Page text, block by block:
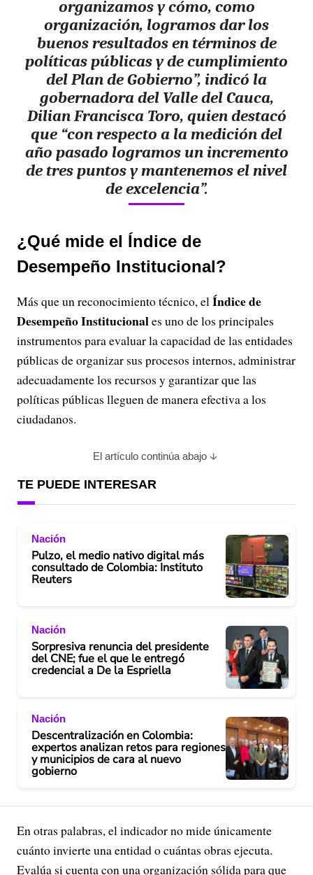
organizamos y cómo, como
organización, logramos dar los
buenos resultados en términos de
políticas públicas y de cumplimiento
del Plan de Gobierno”, indicó la
gobernadora del Valle del Cauca,
Dilian Francisca Toro, quien destacó
que “con respecto a la medición del
año pasado logramos un incremento
de tres puntos y mantenemos el nivel
de excelencia”.
¿Qué mide el Índice de
Desempeño Institucional?
Más que un reconocimiento técnico, el Índice de
Desempeño Institucionales uno de los principales
instrumentos para evaluar la capacidad de las entidades
públicas de organizar sus procesos internos, administrar
adecuadamente los recursos y garantizar que las
políticas públicas lleguen de manera efectiva a los
ciudadanos.
El artículo continúa abajo
TE PUEDE INTERESAR
Nación
Pulzo, el medio nativo digital más
consultado de Colombia: Instituto
Reuters
Nación
Sorpresiva renuncia del presidente
del CNE; fue el que le entregó
credencial a De la Espriella
Nación
Descentralización en Colombia:
expertos analizan retos para regiones
y municipios de cara al nuevo
gobierno
En otras palabras, el indicador no mide únicamente
cuánto invierte una entidad o cuántas obras ejecuta.
Evalúa si cuenta con una organización sólida para que